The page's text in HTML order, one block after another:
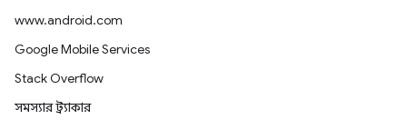
www.android.com
Google Mobile Services
Stack Overflow
সমস্যার ট্র্যাকার